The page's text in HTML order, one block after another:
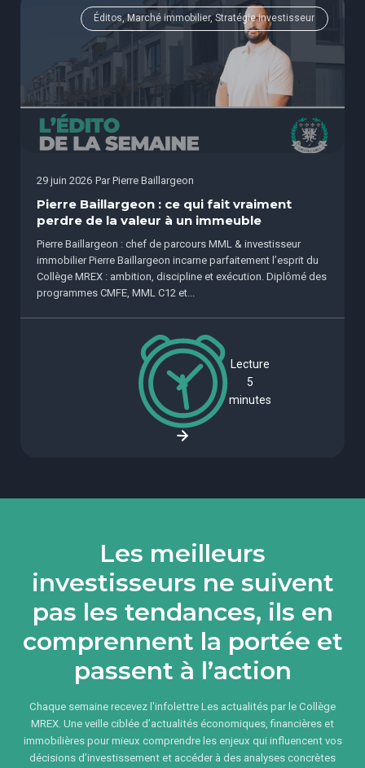
Éditos, Marché immobilier, Stratégie investisseur
29 juin 2026 Par Pierre Baillargeon
Pierre Baillargeon : ce qui fait vraiment
perdre de la valeur à un immeuble
Pierre Baillargeon : chef de parcours MML & investisseur
immobilier Pierre Baillargeon incarne parfaitement l’esprit du
Collège MREX : ambition, discipline et exécution. Diplômé des
programmes CMFE, MML C12 et...
Lecture
5
minutes
Les meilleurs
investisseurs ne suivent
pas les tendances, ils en
comprennent la portée et
passent à l’action
Chaque semaine recevez l'infolettre Les actualités par le Collège
MREX. Une veille ciblée d’actualités économiques, financières et
immobilières pour mieux comprendre les enjeux qui influencent vos
décisions d’investissement et accéder à des analyses concrètes